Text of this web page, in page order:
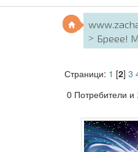
Бреее!
Страници: 1 [2] 3
0 Потребители и